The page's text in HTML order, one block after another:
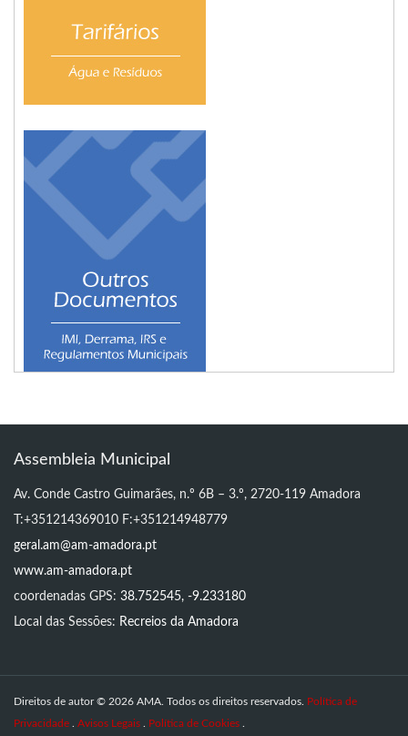
Assembleia Municipal
Av. Conde Castro Guimarães, n.º 6B – 3.º, 2720-119 Amadora
T:+351214369010 F:+351214948779
geral.am@am-amadora.pt
www.am-amadora.pt
coordenadas GPS: 38.752545, -9.233180
Local das Sessões: Recreios da Amadora
Direitos de autor © 2026 AMA. Todos os direitos reservados. Política de
Privacidade
Avisos Legais Política de Cookies